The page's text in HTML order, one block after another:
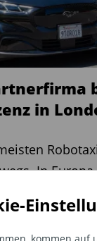
in
In
in eine